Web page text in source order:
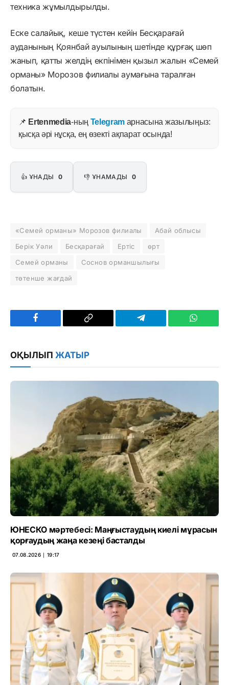
техника жұмылдырылды.
Еске салайық, кеше түстен кейін Бесқарағай
ауданының Қоянбай ауылының шетінде құрғақ шөп
жанып, қатты желдің екпінімен қызыл жалын «Семей
орманы» Морозов филиалы аумағына таралған
болатын.
📌 Ertenmedia-ның Telegram арнасына жазылыңыз:
қысқа әрі нұсқа, ең өзекті ақпарат осында!
👍 ҰНАДЫ 0 👎 ҰНАМАДЫ 0
«Семей орманы» Морозов филиалы
Абай облысы
Берік Уәли
Бесқарағай Ертіс
өрт
Семей орманы
Соснов орманшылығы
төтенше жағдай
Facebook
Copy
Telegram
ОҚЫЛЫП ЖАТЫР
ЮНЕСКО мәртебесі: Маңғыстаудың киелі мұрасын
қорғаудың жаңа кезеңі басталды
07.08.2026 ∣ 19:17